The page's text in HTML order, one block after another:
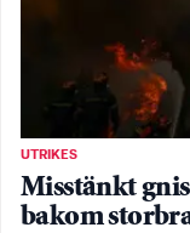
UTRIKES
Misstänkt
bakom